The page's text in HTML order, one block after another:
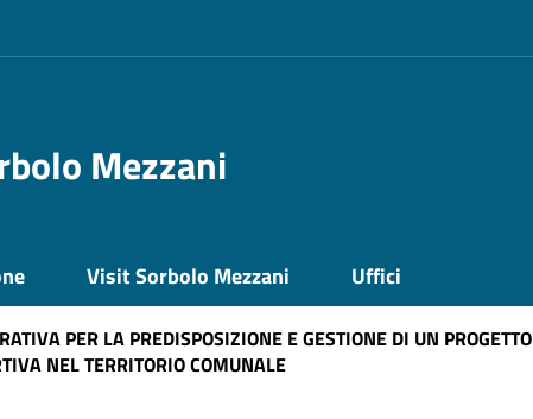
Mezzani
Visit Sorbolo Mezzani Uffici
PER LA PREDISPOSIZIONE E GESTIONE DI UN PROGETTO
NEL TERRITORIO COMUNALE